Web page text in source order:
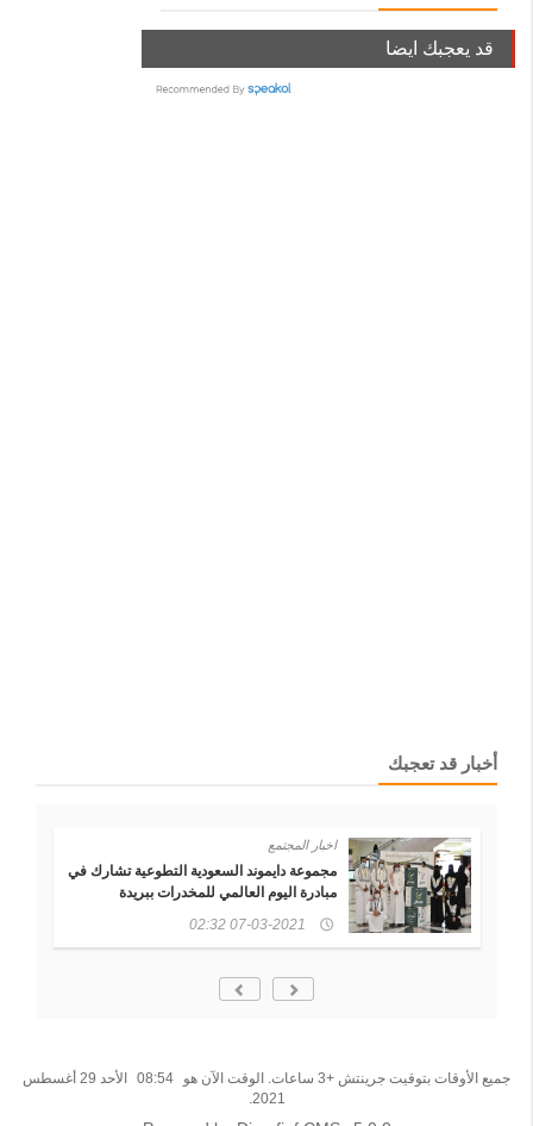
قد يعجبك ايضا
أخبار قد تعجبك
اخبار المجتمع
مجموعة دايموند السعودية التطوعية تشارك في
مبادرة اليوم العالمي للمخدرات ببريدة
07-03-2021 02:32
جميع الأوقات بتوقيت جرينتش +3 ساعات. الوقت الآن هو 08:54
الأحد 29 أغسطس
2021.